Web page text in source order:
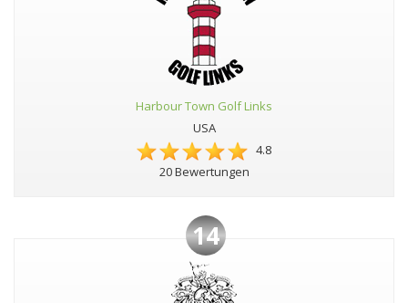
Harbour Town Golf Links
USA
4.8
20 Bewertungen
14